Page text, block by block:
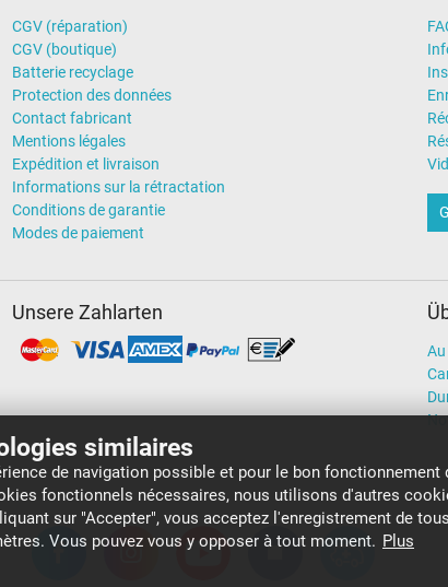
similaires
de navigation possible et pour le bon fonctionnement
fonctionnels nécessaires, nous utilisons d'autres
sur "Accepter", vous acceptez l'enregistrement de
Vous pouvez vous y opposer à tout moment. Plus
CGV (réparation)
CGV (boutique)
Batterie recyclage
Protection des données
Contact fabricant
Mentions légales
Expédition et livraison
Informations sur la rétractation
Conditions de garantie
Modes de paiement
Unsere Zahlarten